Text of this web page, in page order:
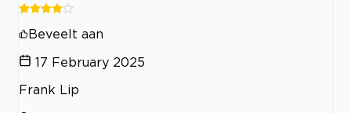
Beveelt aan
17 February 2025
Frank Lip